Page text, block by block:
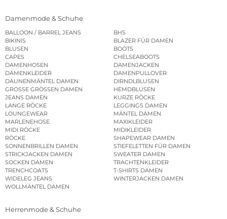
Damenmode & Schuhe
BALLOON / BARREL JEANS
BHS
BIKINIS
BLAZER FÜR DAMEN
BLUSEN
BOOTS
CAPES
CHELSEABOOTS
DAMENHOSEN
DAMENJACKEN
DAMENKLEIDER
DAMENPULLOVER
DAUNENMÄNTEL DAMEN
DIRNDLBLUSEN
GROSSE GRÖSSEN DAMEN
HEMDBLUSEN
JEANS DAMEN
KURZE RÖCKE
LANGE RÖCKE
LEGGINGS DAMEN
LOUNGEWEAR
MÄNTEL DAMEN
MARLENEHOSE
MAXIKLEIDER
MIDI RÖCKE
MIDIKLEIDER
RÖCKE
SHAPEWEAR DAMEN
SONNENBRILLEN DAMEN
STIEFELETTEN FÜR DAMEN
STRICKJACKEN DAMEN
SWEATER DAMEN
SOCKEN DAMEN
TRACHTENKLEIDER
TRENCHCOATS
T-SHIRTS DAMEN
WIDELEG JEANS
WINTERJACKEN DAMEN
WOLLMÄNTEL DAMEN
Herrenmode & Schuhe